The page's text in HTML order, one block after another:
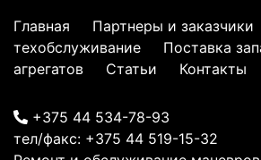
Главная Партнеры и заказчики
техобслуживание
Поставка
агрегатов
Статьи Контакты
+375 44 534-78-93
тел/факс: +375 44 519-15-32